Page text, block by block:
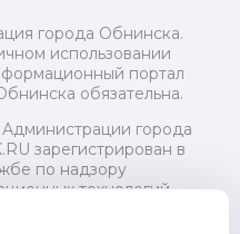
города Обнинска.
использовании
портал
обязательна.
города
зарегистрирован в
по надзору
технологий
24 июля